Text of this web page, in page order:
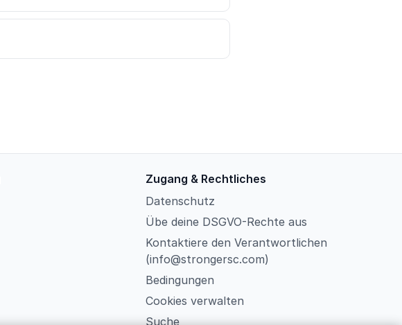
Zugang & Rechtliches
Datenschutz
Übe deine DSGVO-Rechte aus
Kontaktiere den Verantwortlichen
(info@strongersc.com)
Bedingungen
Cookies verwalten
Suche